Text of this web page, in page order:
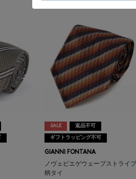
SALE 返品不可
ギフトラッピング不可
GIANNI FONTANA
ノヴェピエゲウェーブストライプ
柄タイ